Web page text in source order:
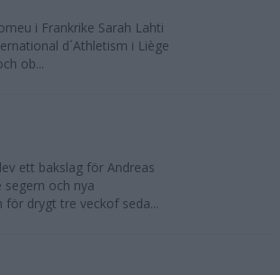
i Frankrike Sarah Lahti
d´Athletism i Liège
ob...
ett bakslag för Andreas
och nya
drygt tre veckof seda...